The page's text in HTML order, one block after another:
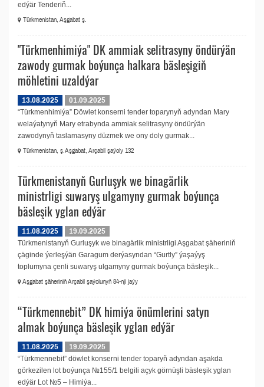
edýär Tenderiň...
Türkmenistan, Aşgabat ş.
"Türkmenhimiýa" DK ammiak selitrasyny öndürýän
zawody gurmak boýunça halkara bäsleşigiň
möhletini uzaldýar
13.08.2025
01.09.2025
“Türkmenhimiýa” Döwlet konserni tender toparynyň adyndan Mary
welaýatynyň Mary etrabynda ammiak selitrasyny öndürýän
zawodynyň taslamasyny düzmek we ony doly gurmak...
Türkmenistan, ş.Aşgabat, Arçabil şaýoly 132
Türkmenistanyň Gurluşyk we binagärlik
ministrligi suwaryş ulgamyny gurmak boýunça
bäsleşik yglan edýär
11.08.2025
19.09.2025
Türkmenistanyň Gurluşyk we binagärlik ministrligi Aşgabat şäheriniň
çäginde ýerleşýän Garagum derýasyndan “Gurtly” ýaşaýyş
toplumyna çenli suwaryş ulgamyny gurmak boýunça bäsleşik...
Aşgabat şäheriniň Arçabil şaýolunyň 84-nji jaýy
“Türkmennebit” DK himiýa önümlerini satyn
almak boýunça bäsleşik yglan edýär
11.08.2025
19.09.2025
“Türkmennebit” döwlet konserni tender toparyň adyndan aşakda
görkezilen lot boýunça №155/1 belgili açyk görnüşli bäsleşik yglan
edýär Lot №5 – Himiýa...